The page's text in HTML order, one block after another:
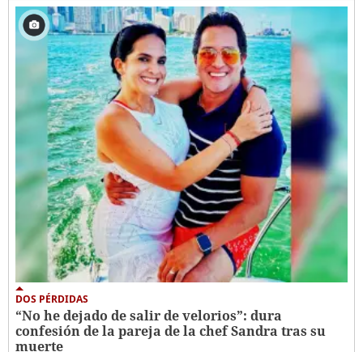
DOS PÉRDIDAS
“No he dejado de salir de velorios”: dura
confesión de la pareja de la chef Sandra tras su
muerte